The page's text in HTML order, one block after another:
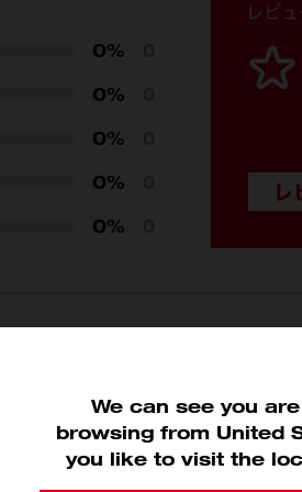
We can see you
browsing from United
you like to visit the
230
0%
0%
0%
0%
0%
レビ
関連商